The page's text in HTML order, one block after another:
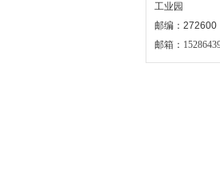
工业园
邮编：272600
邮箱：